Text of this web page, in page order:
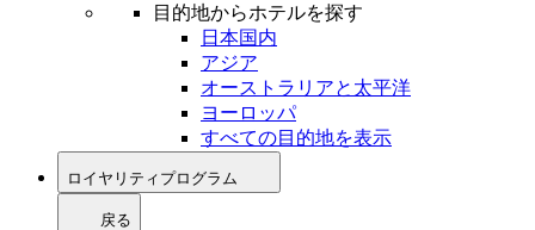
目的地からホテルを探す
日本国内
アジア
オーストラリアと太平洋
ヨーロッパ
すべての目的地を表示
ロイヤリティプログラム
戻る